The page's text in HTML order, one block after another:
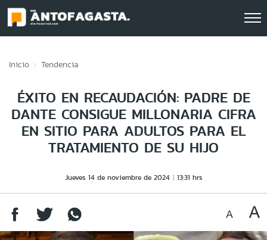
Inicio Tendencia
ÉXITO EN RECAUDACIÓN: PADRE DE
DANTE CONSIGUE MILLONARIA CIFRA
EN SITIO PARA ADULTOS PARA EL
TRATAMIENTO DE SU HIJO
Jueves 14 de noviembre de 2024 13:31 hrs